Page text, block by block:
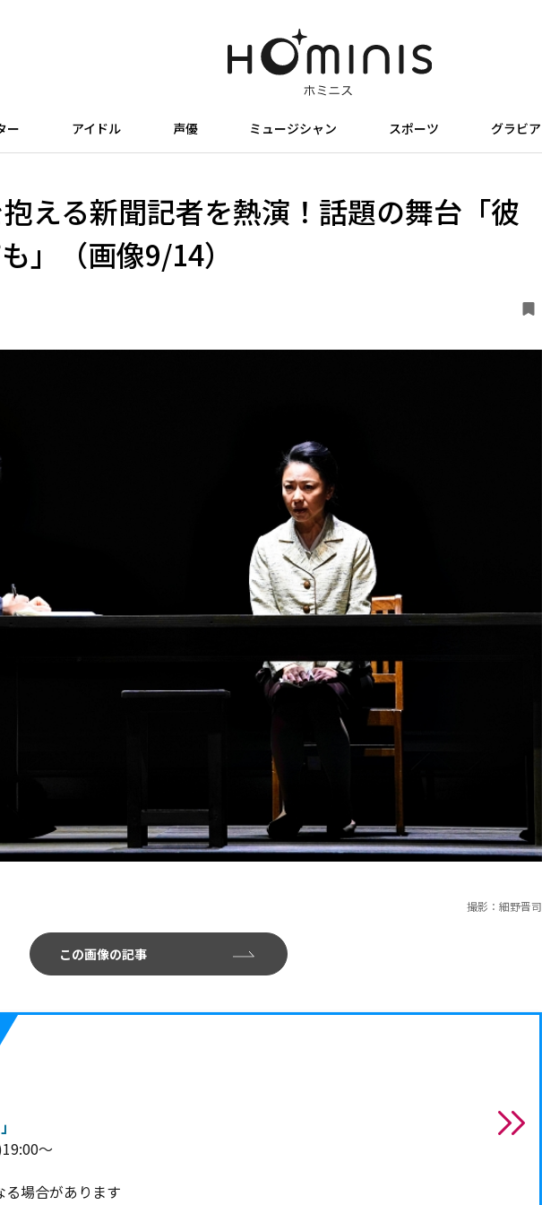
ー アイドル 声優 ミュージシャン スポーツ グラビア
える新聞記者を熱演！話題の舞台「彼
」（画像9/14）
撮影：細野晋司
この画像の記事
〜
場合があります